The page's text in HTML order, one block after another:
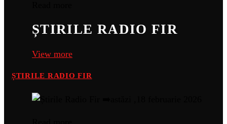
ȘTIRILE RADIO FIR
View more
ȘTIRILE RADIO FIR